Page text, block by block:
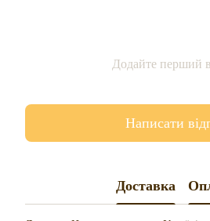
Додайте перший
Написати
Доставка